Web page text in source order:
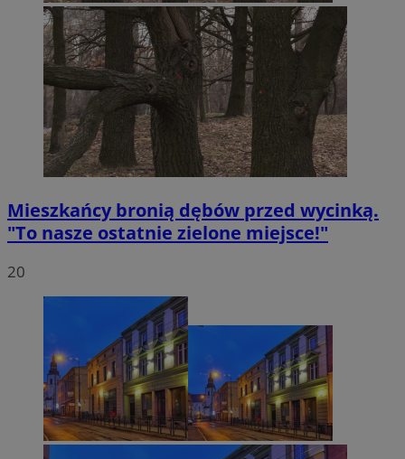
Mieszkańcy bronią dębów przed wycinką.
"To nasze ostatnie zielone miejsce!"
20